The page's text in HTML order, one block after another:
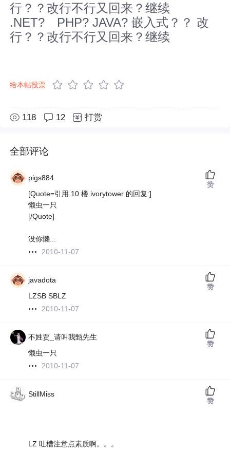
行？？改行不行又回来？继续
.NET? PHP? JAVA? 嵌入式？？ 改
行？？改行不行又回来？继续
给本帖投票
118 12 打赏
全部评论
pigs884
[Quote=引用 10 楼 ivorytower 的回复:]
懒虫一只
[/Quote]
没你懒...
2010-11-07
赞
javadota
LZSB SBLZ
2010-11-07
赞
不姓贾_请叫我甄先生
懒虫一只
2010-11-07
赞
StillMiss
LZ 吐槽注意点素质啊。。。
赞